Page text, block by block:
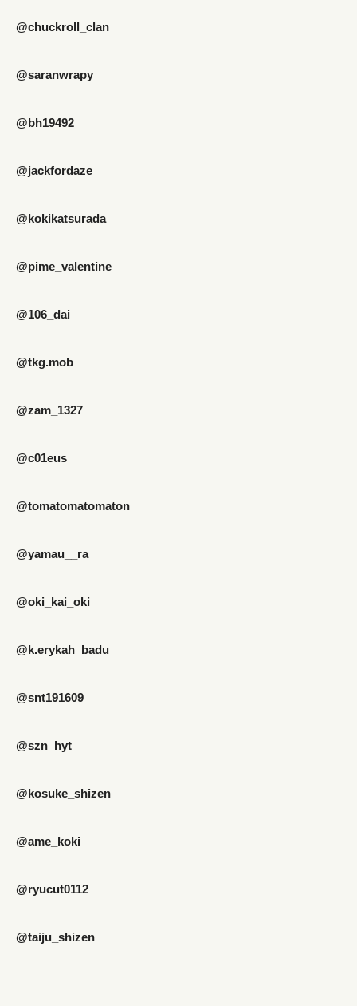
@chuckroll_clan
@saranwrapy
@bh19492
@jackfordaze
@kokikatsurada
@pime_valentine
@106_dai
@tkg.mob
@zam_1327
@c01eus
@tomatomatomaton
@yamau__ra
@oki_kai_oki
@k.erykah_badu
@snt191609
@szn_hyt
@kosuke_shizen
@ame_koki
@ryucut0112
@taiju_shizen